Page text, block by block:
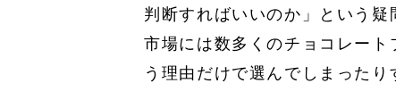
判断すればいいのか」という疑
市場には数多くのチョコレー
う理由だけで選んでしまったり